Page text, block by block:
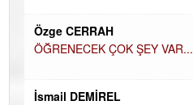
Özge CERRAH
ÖĞRENECEK ÇOK ŞEY VAR...
İsmail DEMİREL